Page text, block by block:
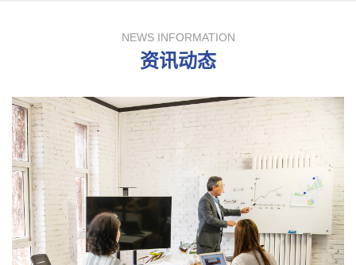
NEWS INFORMATION
资讯动态